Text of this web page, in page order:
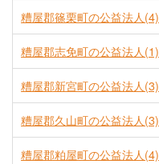
糟屋郡篠栗町の公益法人(4)
糟屋郡志免町の公益法人(1)
糟屋郡新宮町の公益法人(3)
糟屋郡久山町の公益法人(3)
糟屋郡粕屋町の公益法人(4)